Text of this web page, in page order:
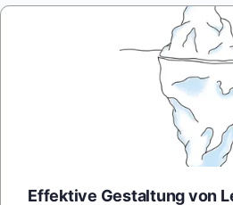
Effektive Gestaltung von